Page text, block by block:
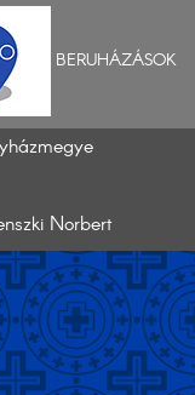
BERUHÁZÁSOK
Norbert